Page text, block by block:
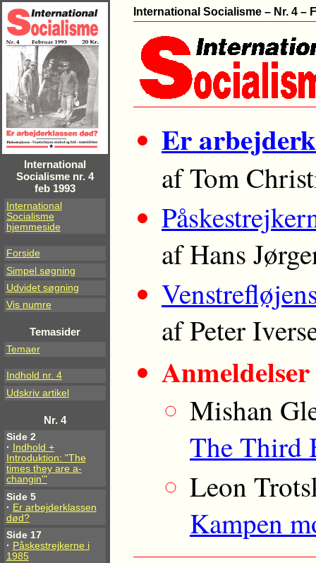
International
Socialisme nr. 4
feb 1993
International
Socialisme
hjemmeside
Forside
Simpel søgning
Udvidet søgning
Vis numre
Temasider
Temaer
Indhold nr. 4
Udskriv artikel
Nr. 4
Side 2
·
Indhold +
Introduktion: "The
times they are a-
changin'"
Side 5
· Er arbejderklassen
død?
Side 17
· Påskestrejkerne i
1985
International Socialisme – Nr. 4 –
Er
af Tom
af Hans
af Peter
Anmeldelser
Mishan
The Third
Leon
Kampen